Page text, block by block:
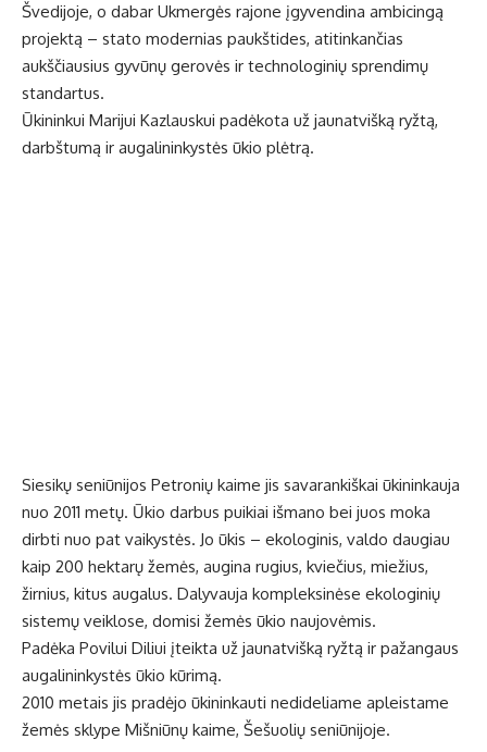
Švedijoje, o dabar Ukmergės rajone įgyvendina ambicingą
projektą – stato modernias paukštides, atitinkančias
aukščiausius gyvūnų gerovės ir technologinių sprendimų
standartus.
Ūkininkui Marijui Kazlauskui padėkota už jaunatvišką ryžtą,
darbštumą ir augalininkystės ūkio plėtrą.
Siesikų seniūnijos Petronių kaime jis savarankiškai ūkininkauja
nuo 2011 metų. Ūkio darbus puikiai išmano bei juos moka
dirbti nuo pat vaikystės. Jo ūkis – ekologinis, valdo daugiau
kaip 200 hektarų žemės, augina rugius, kviečius, miežius,
žirnius, kitus augalus. Dalyvauja kompleksinėse ekologinių
sistemų veiklose, domisi žemės ūkio naujovėmis.
Padėka Povilui Diliui įteikta už jaunatvišką ryžtą ir pažangaus
augalininkystės ūkio kūrimą.
2010 metais jis pradėjo ūkininkauti nedideliame apleistame
žemės sklype Mišniūnų kaime, Šešuolių seniūnijoje.